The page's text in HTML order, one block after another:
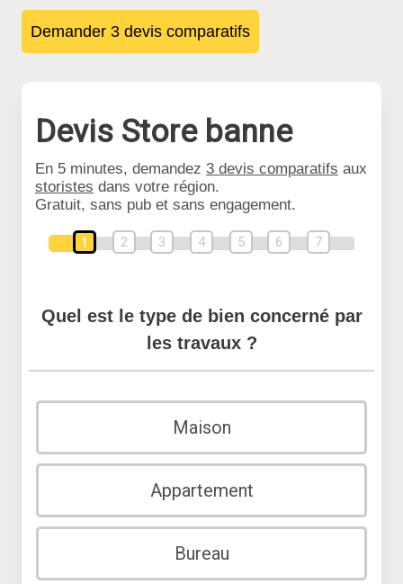
Demander 3 devis comparatifs
Devis Store banne
En 5 minutes, demandez 3 devis comparatifs aux
storistes dans votre région.
Gratuit, sans pub et sans engagement.
1 2 3 4 5 6 7
Quel est le type de bien concerné par
les travaux ?
Maison
Appartement
Bureau